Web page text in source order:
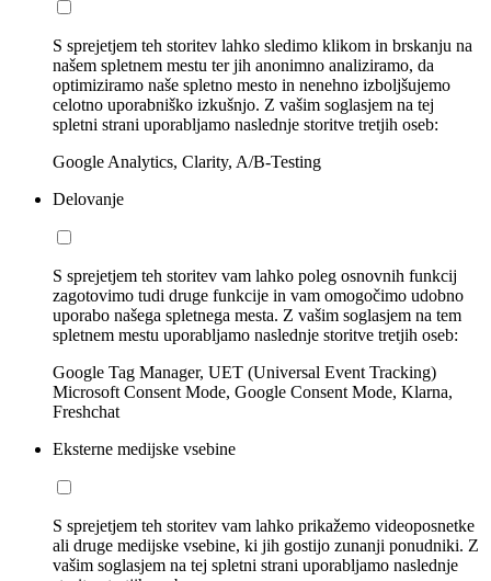
S sprejetjem teh storitev lahko sledimo klikom in brskanju na
našem spletnem mestu ter jih anonimno analiziramo, da
optimiziramo naše spletno mesto in nenehno izboljšujemo
celotno uporabniško izkušnjo. Z vašim soglasjem na tej
spletni strani uporabljamo naslednje storitve tretjih oseb:
Google Analytics, Clarity, A/B-Testing
Delovanje
S sprejetjem teh storitev vam lahko poleg osnovnih funkcij
zagotovimo tudi druge funkcije in vam omogočimo udobno
uporabo našega spletnega mesta. Z vašim soglasjem na tem
spletnem mestu uporabljamo naslednje storitve tretjih oseb:
Google Tag Manager, UET (Universal Event Tracking)
Microsoft Consent Mode, Google Consent Mode, Klarna,
Freshchat
Eksterne medijske vsebine
S sprejetjem teh storitev vam lahko prikažemo videoposnetke
ali druge medijske vsebine, ki jih gostijo zunanji ponudniki. Z
vašim soglasjem na tej spletni strani uporabljamo naslednje